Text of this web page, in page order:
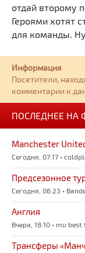
отдай второму
Героями хотят
для команды.
Информация
Посетители,
комментарии к
ПОСЛЕДНЕЕ НА
Manchester
Сегодня, 07:17 •
Предсезонное
Сегодня, 06:23 •
Англия
Вчера, 18:10 • mu best
Трансферы